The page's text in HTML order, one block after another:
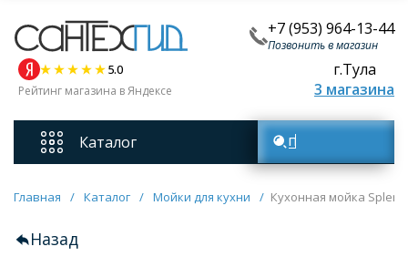
+7 (953) 964-13-44
Позвонить в магазин
5.0
Рейтинг магазина в Яндексе
г.Тула
3 магазина
Каталог
Смесители
Унитазы
Поиск товаров
Главная / Каталог / Мойки для кухни / Кухонная мойка
Назад